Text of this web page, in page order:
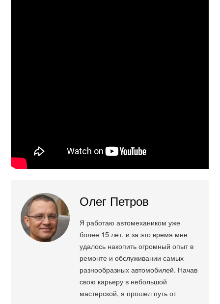
Олег Петров
Я работаю автомехаником уже
более 15 лет, и за это время мне
удалось накопить огромный опыт в
ремонте и обслуживании самых
разнообразных автомобилей. Начав
свою карьеру в небольшой
мастерской, я прошел путь от